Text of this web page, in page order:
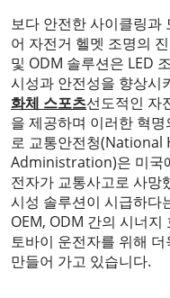
보다 안전한 사이클링과
어 자전거 헬멧 조명의
및 ODM 솔루션은 LED
시성과 안전성을 향상시
화체 스포츠선도적인 자
을 제공하며 이러한 혁
로 교통안전청
Administration)은 미국
전자가 교통사고로 사망
시성 솔루션이 시급하다
OEM, ODM 간의 시너
토바이 운전자를 위해
만들어 가고 있습니다.